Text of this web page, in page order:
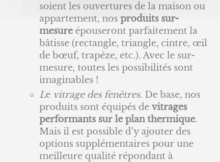
soient les ouvertures de la maison ou
appartement, nos produits sur-
mesure épouseront parfaitement la
bâtisse (rectangle, triangle, cintre, œil
de bœuf, trapèze, etc.). Avec le sur-
mesure, toutes les possibilités sont
imaginables !
Le vitrage des fenêtres. De base, nos
produits sont équipés de vitrages
performants sur le plan thermique.
Mais il est possible d’y ajouter des
options supplémentaires pour une
meilleure qualité répondant à